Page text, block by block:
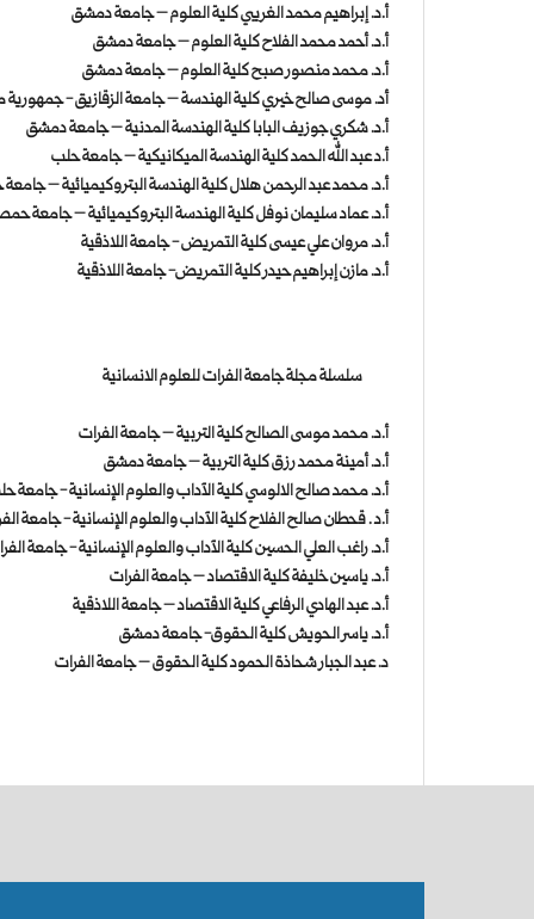
أ.د. إبراهيم محمد الغريبي كلية العلوم – جامعة دمشق
أ.د. أحمد محمد الفلاح كلية العلوم – جامعة دمشق
أ.د. محمد منصور صبح كلية العلوم – جامعة دمشق
أد. موسى صالح خيري كلية الهندسة – جامعة الزقازيق - جمهورية
أ.د. شكري جوزيف البابا كلية الهندسة المدنية – جامعة دمشق
أ.د عبد الله الحمد كلية الهندسة الميكانيكية – جامعة حلب
أ.د. محمد عبد الرحمن هلال كلية الهندسة البتروكيميائية –
أ.د. عماد سليمان نوفل كلية الهندسة البتروكيميائية – جامعة
أ.د. مروان علي عيسى كلية التمريض - جامعة اللاذقية
أ.د. مازن إبراهيم حيدر كلية التمريض- جامعة اللاذقية
سلسلة مجلة جامعة الفرات للعلوم الانسانية
أ.د. محمد موسى الصالح كلية التربية – جامعة الفرات
أ.د. أمينة محمد رزق كلية التربية – جامعة دمشق
أ.د. محمد صالح الالوسي كلية الآداب والعلوم الإنسانية - جامعة
أ.د . قحطان صالح الفلاح كلية الآداب والعلوم الإنسانية - جامعة
أ.د. راغب العلي الحسين كلية الآداب والعلوم الإنسانية - جامعة
أ.د. ياسين خليفة كلية الاقتصاد – جامعة الفرات
أ.د. عبد الهادي الرفاعي كلية الاقتصاد – جامعة اللاذقية
أ.د. ياسر الحويش كلية الحقوق- جامعة دمشق
د. عبد الجبار شحاذة الحمود كلية الحقوق – جامعة الفرات